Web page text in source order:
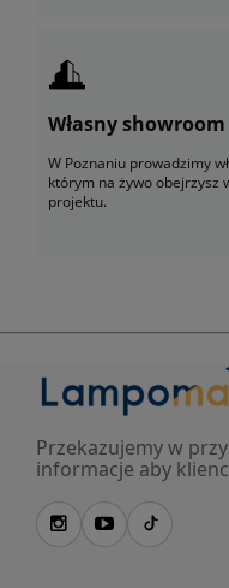
Własny showroom
W Poznaniu prowadzimy
którym na żywo obejrzysz
projektu.
Przekazujemy w
informacje aby